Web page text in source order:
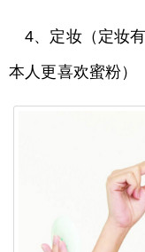
4、定妆（定妆
本人更喜欢蜜粉）